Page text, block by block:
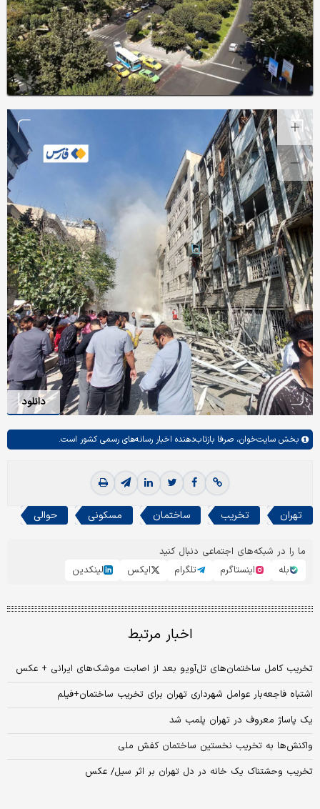
دانلود
بخش سایت‌خوان، صرفا بازتاب‌دهنده اخبار رسانه‌های رسمی کشور است.
تهران تخریب ساختمان مسکونی حوالی
ما را در شبکه‌های اجتماعی دنبال کنید
بله
اینستاگرم تلگرام ایکس لینکدین
اخبار مرتبط
تخریب کامل ساختمان‌های تل‌آویو بعد از اصابت موشک‌های ایرانی + عکس
اشتباه فاجعه‌بار عوامل شهرداری تهران برای تخریب ساختمان+فیلم
یک پاساژ معروف در تهران پلمب شد
واکنش‌ها به تخریب نخستین ساختمان کفش ملی
تخریب وحشتناک یک خانه در دل تهران بر اثر سیل/ عکس